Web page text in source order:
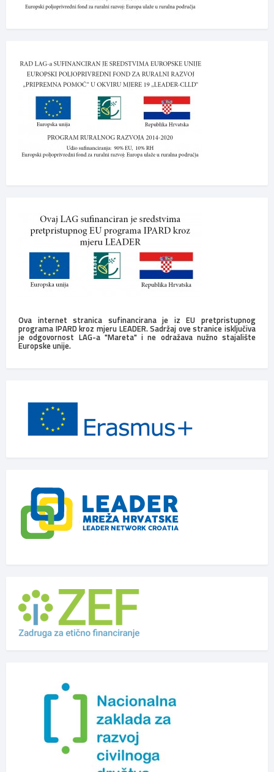
Ova internet stranica sufinancirana je iz EU pretpristupnog
programa IPARD kroz mjeru LEADER. Sadržaj ove stranice isključiva
je odgovornost LAG-a "Mareta" i ne odražava nužno stajalište
Europske unije.